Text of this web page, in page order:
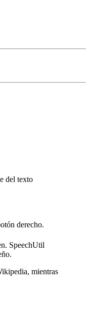
del texto
derecho.
SpeechUtil
mientras